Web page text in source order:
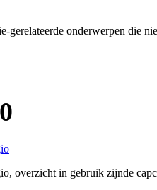
gerelateerde onderwerpen die
overzicht in gebruik zijnde